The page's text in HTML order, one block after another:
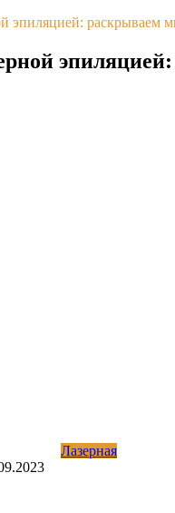
эпиляцией:
Лазерная